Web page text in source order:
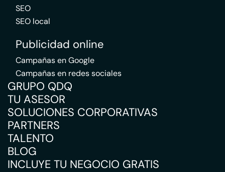
SEO
SEO local
Publicidad online
Campañas en Google
Campañas en redes sociales
GRUPO QDQ
TU ASESOR
SOLUCIONES CORPORATIVAS
PARTNERS
TALENTO
BLOG
INCLUYE TU NEGOCIO GRATIS